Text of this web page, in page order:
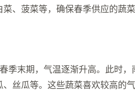
、菠菜等，确保春季供应的蔬菜
季末期，气温逐渐升高。此时
、丝瓜等。这些蔬菜喜欢较高的